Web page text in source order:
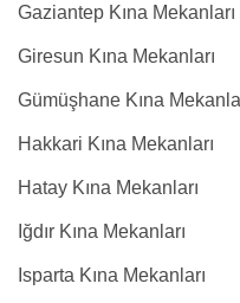
Gaziantep Kına Mekanları
Giresun Kına Mekanları
Gümüşhane Kına
Hakkari Kına Mekanları
Hatay Kına Mekanları
Iğdır Kına Mekanları
Isparta Kına Mekanları